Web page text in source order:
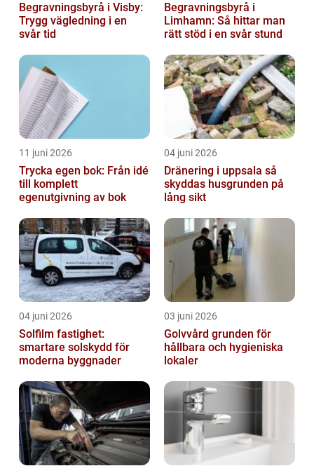
Begravningsbyrå i Visby:
Trygg vägledning i en
svår tid
Begravningsbyrå i
Limhamn: Så hittar man
rätt stöd i en svår stund
11 juni 2026
Trycka egen bok: Från idé
till komplett
egenutgivning av bok
04 juni 2026
Dränering i uppsala så
skyddas husgrunden på
lång sikt
04 juni 2026
Solfilm fastighet:
smartare solskydd för
moderna byggnader
03 juni 2026
Golvvård grunden för
hållbara och hygieniska
lokaler